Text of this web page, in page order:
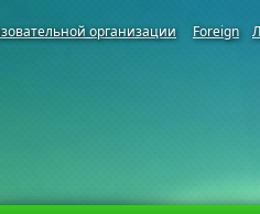
организации Foreign